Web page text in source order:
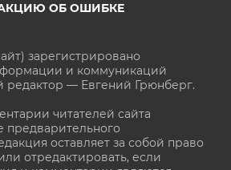
ОБ ОШИБКЕ
зарегистрировано
и коммуникаций
редактор — Евгений Грюнберг.
читателей сайта
предварительного
оставляет за собой право
отредактировать, если